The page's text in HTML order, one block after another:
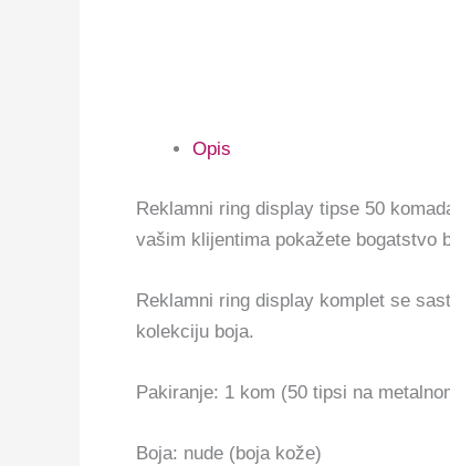
Opis
Reklamni ring display tipse 50
vašim klijentima pokažete bogatstvo
Reklamni ring display komplet se
kolekciju boja.
Pakiranje: 1 kom (50 tipsi na
Boja: nude (boja kože)